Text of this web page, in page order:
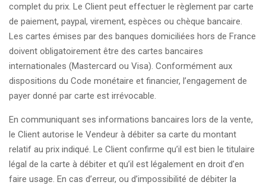
complet du prix. Le Client peut effectuer le règlement par carte
de paiement, paypal, virement, espèces ou chèque bancaire.
Les cartes émises par des banques domiciliées hors de France
doivent obligatoirement être des cartes bancaires
internationales (Mastercard ou Visa). Conformément aux
dispositions du Code monétaire et financier, l’engagement de
payer donné par carte est irrévocable.
En communiquant ses informations bancaires lors de la vente,
le Client autorise le Vendeur à débiter sa carte du montant
relatif au prix indiqué. Le Client confirme qu’il est bien le titulaire
légal de la carte à débiter et qu’il est légalement en droit d’en
faire usage. En cas d’erreur, ou d’impossibilité de débiter la